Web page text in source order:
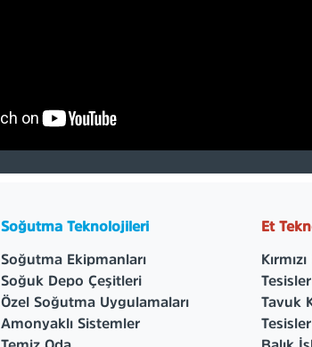
Soğutma Teknolojileri
Soğutma Ekipmanları
Soğuk Depo Çeşitleri
Özel Soğutma Uygulamaları
Amonyaklı Sistemler
Et
Tavuk